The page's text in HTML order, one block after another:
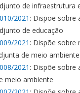
de infraestrutura
2021 : Dispõe sobre
de educação
2021 : Dispõe sobre
de meio ambiente
2021 : Dispõe sobre
meio ambiente